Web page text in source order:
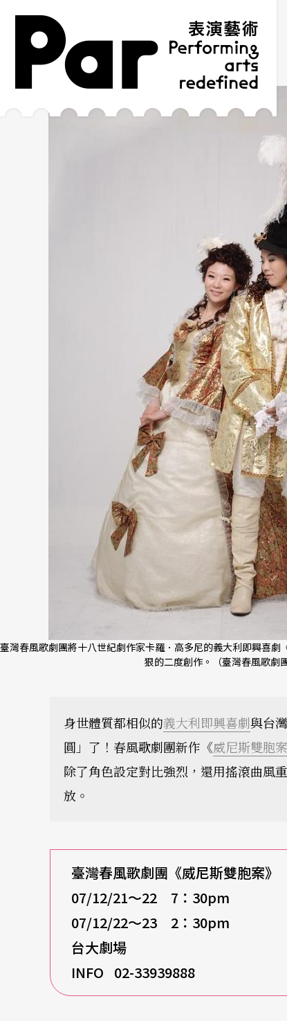
跳到主要內容區塊
網站導覽
臺灣春風歌劇團將十八世紀劇作家卡羅．高多尼的義大利即興喜
狠的二度創作。（臺灣春風歌劇團
身世體質都相似的義大利即興喜劇與台
圓」了！春風歌劇團新作《威尼斯雙胞案
除了角色設定對比強烈，還用搖滾曲風
放。
臺灣春風歌劇團《威尼斯雙胞案》
07/12/21～22 7：30pm
07/12/22～23 2：30pm
台大劇場
INFO 02-33939888